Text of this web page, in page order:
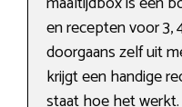
en recepten voor 3,
doorgaans zelf uit
krijgt een handige
staat hoe het